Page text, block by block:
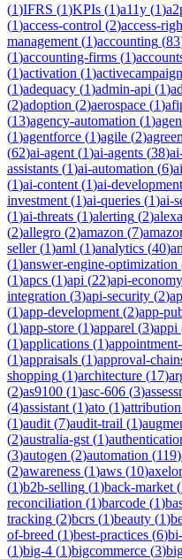
(1)IFRS (1)KPIs (1)a11y (1)
(1)access-control (2)access-
management (1)accounting (83
(1)accounting-firms (1)
(1)activation (1)activecampaign
(1)adequacy (1)admin-api (1)
(2)adoption (2)aerospace (1)
(13)agency-automation (1)
(1)agentforce (1)agile (2)
(62)ai-agent (1)ai-agents (38)
assistants (1)ai-automation (6)
(1)ai-content (1)ai-development
investment (1)ai-queries (1)ai-
(1)ai-threats (1)alerting (2)alexa
(2)allegro (2)amazon (7)
seller(1)aml (1)analytics (40)
(1)answer-engine-optimization
(1)apcs (1)api (22)api-economy
integration (3)api-security (2)
(1)app-development (2)app-
(1)app-store (1)apparel (3)appi
(1)applications (1)
(1)appraisals (1)approval-
shopping (1)architecture (17)
(2)as9100 (1)asc-606 (3)
(4)assistant (1)ato (1)attribution
(1)audit (7)audit-trail (1)
(2)australia-gst (1)
(3)autogen (2)automation (119)
(2)awareness (1)aws (10)axelor
(1)b2b-selling (1)back-market (
reconciliation (1)barcode (1)
tracking (2)bcrs (1)beauty (1)
of-breed (1)best-practices (6)
(1)big-4 (1)bigcommerce (3)